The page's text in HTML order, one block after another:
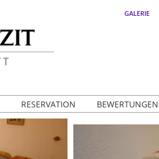
GALERIE
RESERVATION BEWERTUNGEN